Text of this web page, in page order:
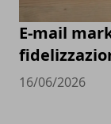
E-mail
16/06/2026